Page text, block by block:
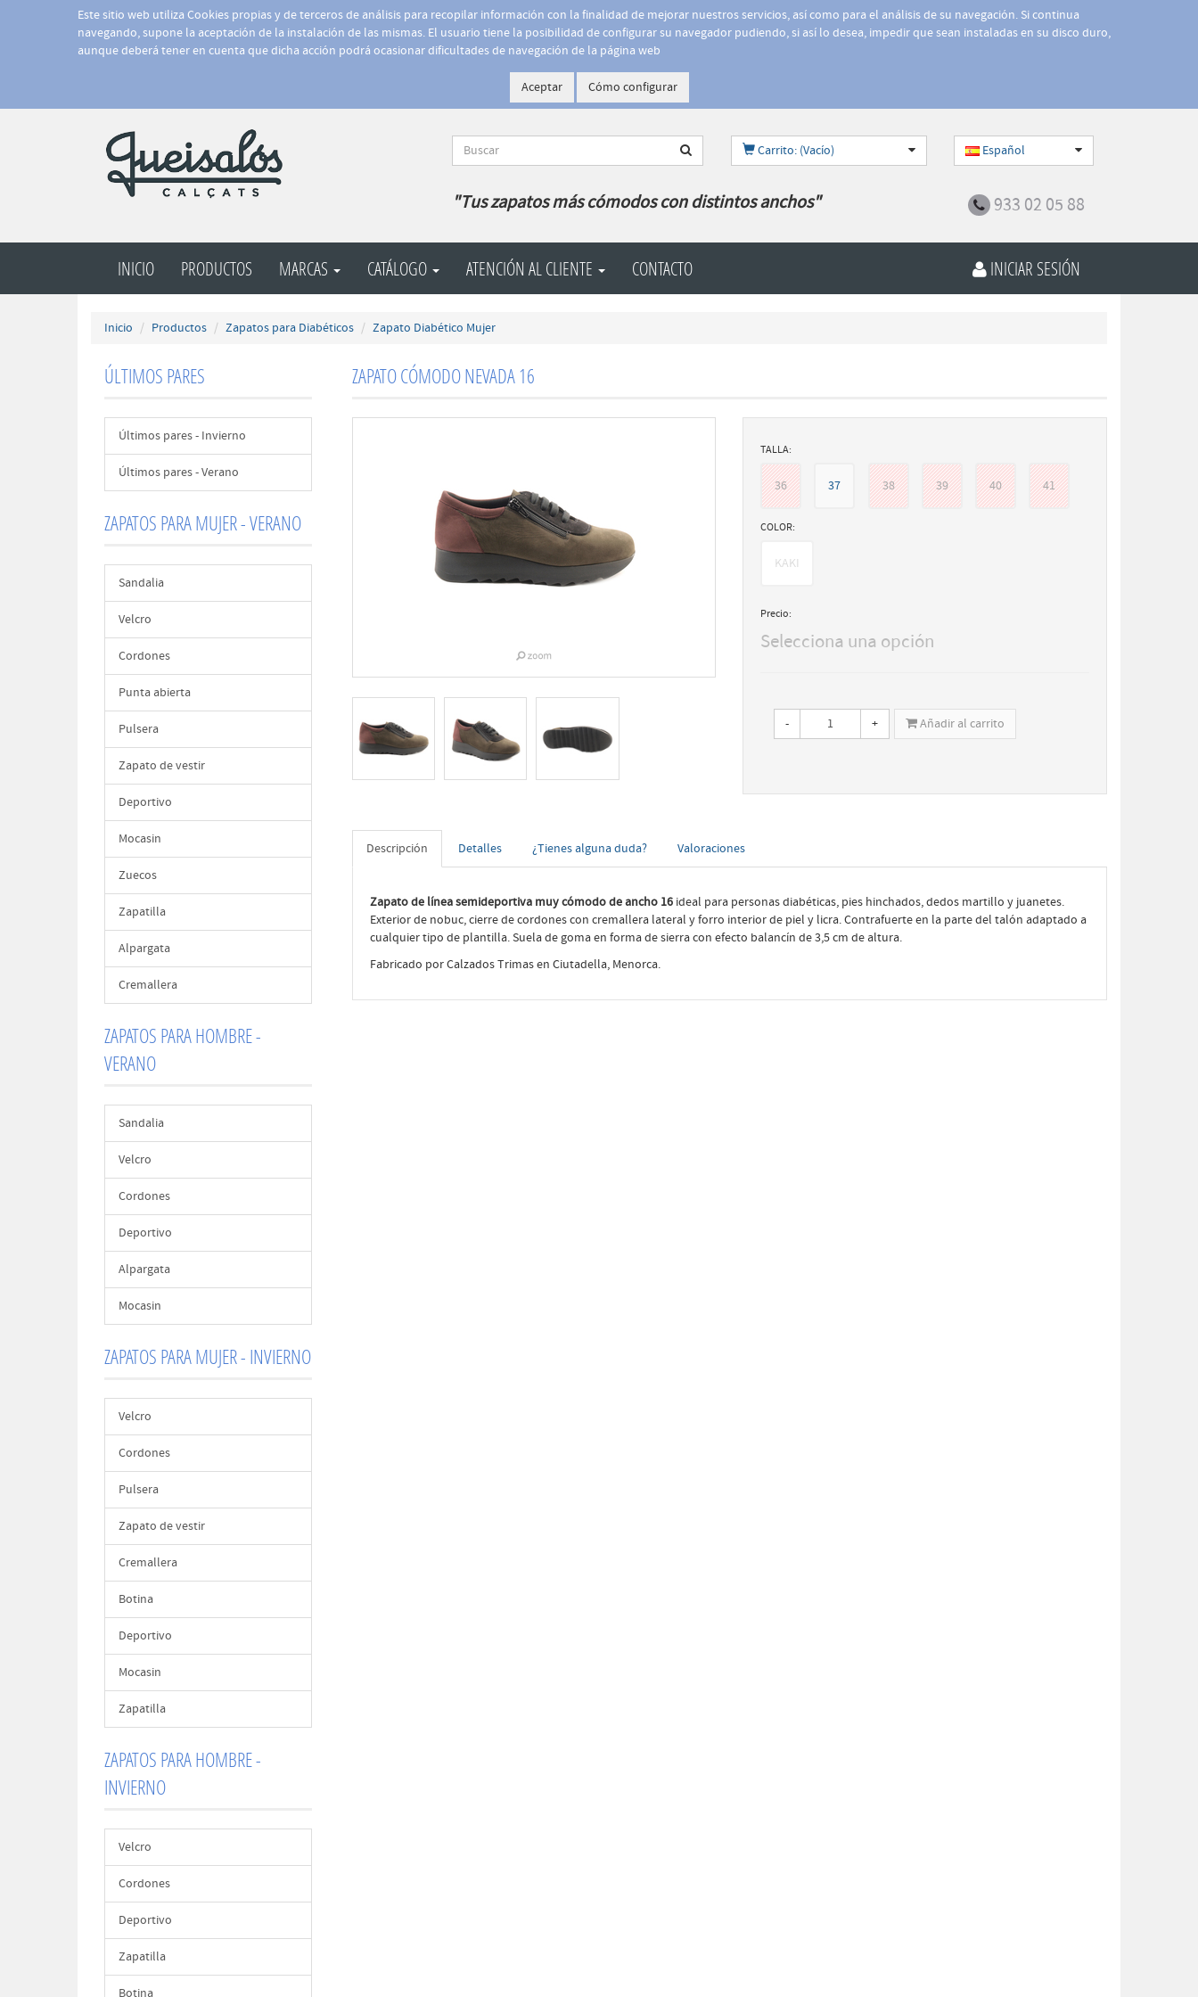
Este sitio web utiliza Cookies propias y de terceros de análisis para recopilar información con la finalidad de mejorar nuestros servicios, así como para el análisis de su navegación. Si continua
navegando, supone la aceptación de la instalación de las mismas. El usuario tiene la posibilidad de configurar su navegador pudiendo, si así lo desea, impedir que sean instaladas en su disco duro,
aunque deberá tener en cuenta que dicha acción podrá ocasionar dificultades de navegación de la página web
Aceptar Cómo configurar
Carrito: (Vacío) Español
"Tus zapatos más cómodos con distintos anchos" 933 02 05 88
INICIO PRODUCTOS MARCAS CATÁLOGO ATENCIÓN AL CLIENTE CONTACTO INICIAR SESIÓN
Inicio Productos Zapatos para Diabéticos Zapato Diabético Mujer
ÚLTIMOS PARES
Últimos pares - Invierno
Últimos pares - Verano
ZAPATOS PARA MUJER - VERANO
Sandalia
Velcro
Cordones
Punta abierta
Pulsera
Zapato de vestir
Deportivo
Mocasin
Zuecos
Zapatilla
Alpargata
Cremallera
ZAPATOS PARA HOMBRE -
VERANO
Sandalia
Velcro
Cordones
Deportivo
Alpargata
Mocasin
ZAPATOS PARA MUJER - INVIERNO
Velcro
Cordones
Pulsera
Zapato de vestir
Cremallera
Botina
Deportivo
Mocasin
Zapatilla
ZAPATOS PARA HOMBRE -
INVIERNO
Velcro
Cordones
Deportivo
Zapatilla
Botina
ZAPATO CÓMODO NEVADA 16
TALLA:
36 37 38 39 40 41
COLOR:
KAKI
Precio:
Selecciona una opción
- + Añadir al carrito
Descripción Detalles ¿Tienes alguna duda? Valoraciones
Zapato de línea semideportiva muy cómodo de ancho 16ideal para personas diabéticas, pies hinchados, dedos martillo y juanetes.
Exterior de nobuc, cierre de cordones con cremallera lateral y forro interior de piel y licra. Contrafuerte en la parte del talón adaptado a
cualquier tipo de plantilla. Suela de goma en forma de sierra con efecto balancín de 3,5 cm de altura.
Fabricado por Calzados Trimas en Ciutadella, Menorca.